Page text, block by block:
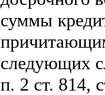
суммы
следующих
п. 2 ст. 814,